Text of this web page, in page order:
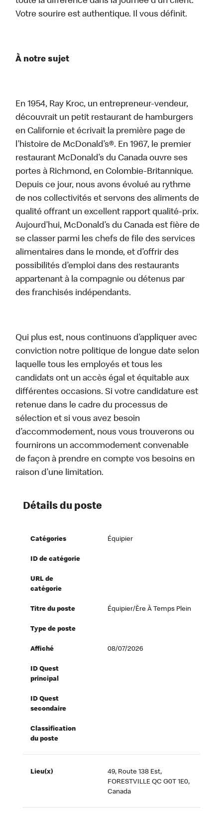
Votre sourire est authentique. Il vous définit.
À notre sujet
En 1954, Ray Kroc, un entrepreneur-vendeur,
découvrait un petit restaurant de hamburgers
en Californie et écrivait la première page de
l’histoire de McDonald’s®. En 1967, le premier
restaurant McDonald’s du Canada ouvre ses
portes à Richmond, en Colombie-Britannique.
Depuis ce jour, nous avons évolué au rythme
de nos collectivités et servons des aliments de
qualité offrant un excellent rapport qualité-prix.
Aujourd’hui, McDonald’s du Canada est fière de
se classer parmi les chefs de file des services
alimentaires dans le monde, et d’offrir des
possibilités d’emploi dans des restaurants
appartenant à la compagnie ou détenus par
des franchisés indépendants.
Qui plus est, nous continuons d’appliquer avec
conviction notre politique de longue date selon
laquelle tous les employés et tous les
candidats ont un accès égal et équitable aux
différentes occasions. Si votre candidature est
retenue dans le cadre du processus de
sélection et si vous avez besoin
d’accommodement, nous vous trouverons ou
fournirons un accommodement convenable
de façon à prendre en compte vos besoins en
raison d’une limitation.
Détails du poste
Catégories Équipier
ID de catégorie
URL de
catégorie
Titre du poste Équipier/ère À Temps Plein
Type de poste
Affiché 08/07/2026
ID Quest
principal
ID Quest
secondaire
Classification
du poste
Lieu(x)
49, Route 138 Est,
FORESTVILLE QC G0T 1E0,
Canada